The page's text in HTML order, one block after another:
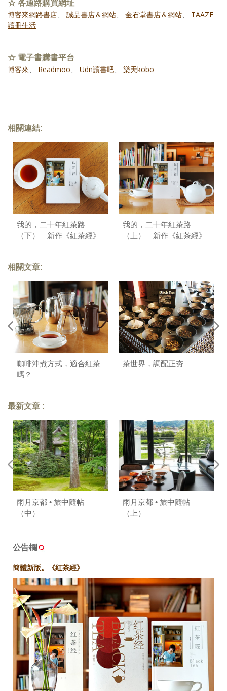
☆ 各通路購買網址
博客來網路書店、 誠品書店＆網站、 金石堂書店＆網站、 TAAZE
讀冊生活
☆ 電子書購書平台
博客來、 Readmoo、 Udn讀書吧、 樂天kobo
相關連結:
我的，二十年紅茶路
（下）—新作《紅茶經》
我的，二十年紅茶路
（上）—新作《紅茶經》
相關文章:
咖啡沖煮方式，適合紅茶
嗎？
茶世界，調配正夯
最新文章 :
雨月京都 • 旅中隨帖
（中）
雨月京都 • 旅中隨帖
（上）
公告欄
簡體新版。《紅茶經》